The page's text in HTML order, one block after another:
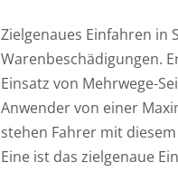
Zielgenaues Einfahren in
Warenbeschädigungen.
Einsatz von Mehrwege-
Anwender von einer
stehen Fahrer mit
Eine ist das zielgenaue